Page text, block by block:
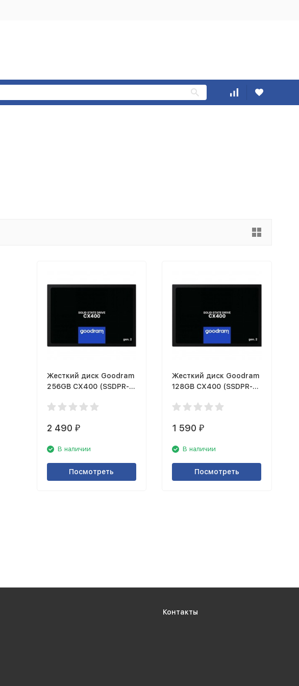
Жесткий диск Goodram
256GB CX400 (SSDPR-
2 490 ₽
В наличии
Посмотреть
Жесткий диск Goodram
128GB CX400 (SSDPR-
1 590₽
В наличии
Посмотреть
Контакты